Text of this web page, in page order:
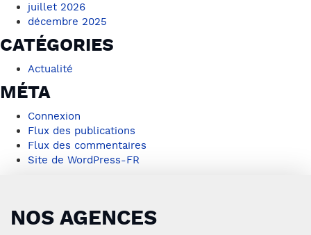
juillet 2026
décembre 2025
CATÉGORIES
Actualité
MÉTA
Connexion
Flux des publications
Flux des commentaires
Site de WordPress-FR
NOS AGENCES